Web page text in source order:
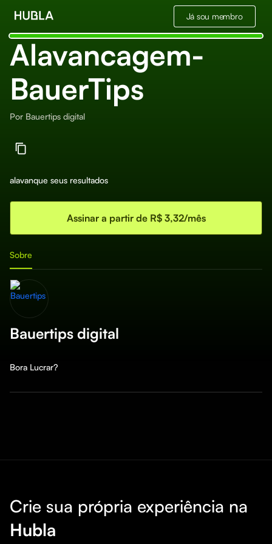
Já sou membro
Alavancagem-
BauerTips
Por Bauertips digital
alavanque seus resultados
Assinar a partir de R$ 3,32/mês
Sobre
Bauertips digital
Bora Lucrar?
Crie sua própria experiência na
Hubla